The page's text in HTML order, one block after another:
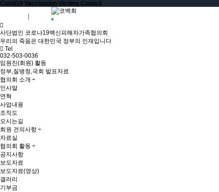
Covid19 Vaccination Victims Council
사단법인 코로나19백신피해자가족협의회
우리의 죽음은 대한민국 정부의 인재입니다
Tel
032-503-0036
임원진(회원) 활동
정부,질병청,국회 발표자료
협의회 소개
인사말
연혁
사업내용
조직도
오시는길
회원 건의사항
자료실
협의회 활동
공지사항
보도자료
보도자료(영상)
갤러리
기부금